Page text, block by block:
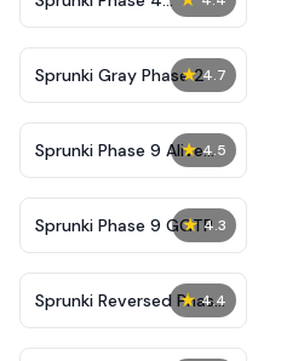
Alternate Edition
★ 4.7
Sprunki Gray Phase 2
★ 4.5
Sprunki Phase 9 Alive
And Malediction
★ 4.3
Sprunki Phase 9 GGTP
★ 4.4
Sprunki Reversed Phase
3 Definitive